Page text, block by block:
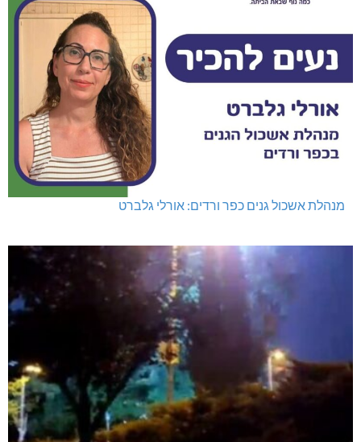
מנהלת אשכול גנים כפר ורדים: אורלי גלברט